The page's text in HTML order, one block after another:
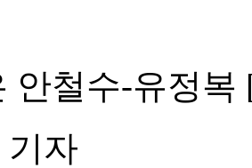
안철수-유정복
기자